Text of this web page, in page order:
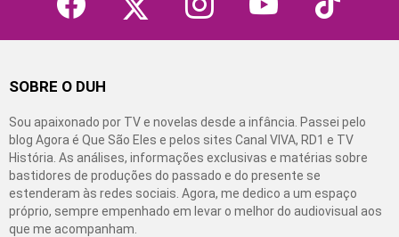
SOBRE O DUH
Sou apaixonado por TV e novelas desde a infância. Passei pelo
blog Agora é Que São Eles e pelos sites Canal VIVA, RD1 e TV
História. As análises, informações exclusivas e matérias sobre
bastidores de produções do passado e do presente se
estenderam às redes sociais. Agora, me dedico a um espaço
próprio, sempre empenhado em levar o melhor do audiovisual aos
que me acompanham.